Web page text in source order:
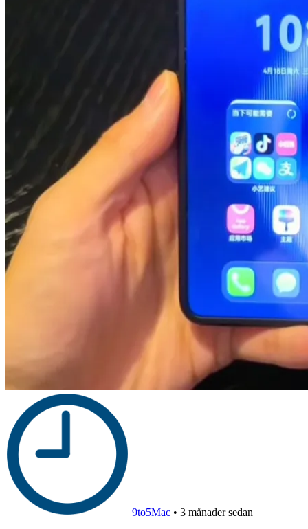
9to5Mac • 3 månader sedan